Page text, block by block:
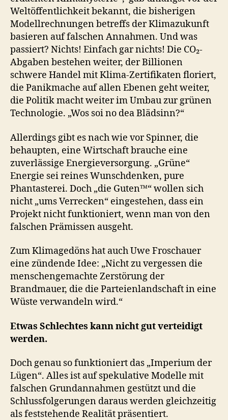
Weltöffentlichkeit bekannt, die bisherigen
Modellrechnungen betreffs der Klimazukunft
basieren auf falschen Annahmen. Und was
passiert? Nichts! Einfach gar nichts! Die CO₂-
Abgaben bestehen weiter, der Billionen
schwere Handel mit Klima-Zertifikaten floriert,
die Panikmache auf allen Ebenen geht weiter,
die Politik macht weiter im Umbau zur grünen
Technologie. „Wos soi no dea Blädsinn?“
Allerdings gibt es nach wie vor Spinner, die
behaupten, eine Wirtschaft brauche eine
zuverlässige Energieversorgung. „Grüne“
Energie sei reines Wunschdenken, pure
Phantasterei. Doch „die Guten™“ wollen sich
nicht „ums Verrecken“ eingestehen, dass ein
Projekt nicht funktioniert, wenn man von den
falschen Prämissen ausgeht.
Zum Klimagedöns hat auch Uwe Froschauer
eine zündende Idee: „Nicht zu vergessen die
menschengemachte Zerstörung der
Brandmauer, die die Parteienlandschaft in eine
Wüste verwandeln wird.“
Etwas Schlechtes kann nicht gut verteidigt
werden.
Doch genau so funktioniert das „Imperium der
Lügen“. Alles ist auf spekulative Modelle mit
falschen Grundannahmen gestützt und die
Schlussfolgerungen daraus werden gleichzeitig
als feststehende Realität präsentiert.